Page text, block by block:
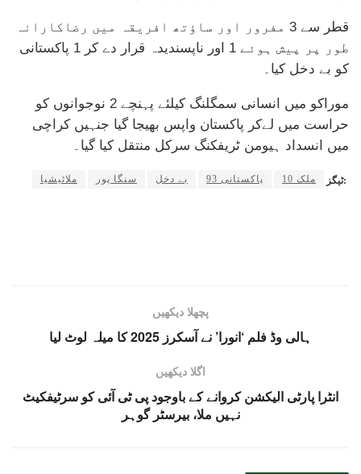
قطر سے 3 مفرور اور ساؤتھ افریقہ میں رضاکارانہ
طور پر پیش ہوئے 1 اور ناپسندیدہ قرار دے کر 1 پاکستانی
کو بے دخل کیا۔
موراکو میں انسانی سمگلنگ کیلئے پہنچے 2 نوجوانوں کو
حراست میں لےکر پاکستان واپس بھیجا گیا جنہیں کراچی
میں انسداد ہیومن ٹریفکنگ سرکل منتقل کیا گیا۔
ٹیگز: 10 ملک 93 پاکستانی بے دخل سنگا پور ملائیشیا
پچھلا دیکھیں
ہالی وڈ فلم ‘انورا’ نے آسکرز 2025 کا میلہ لوٹ لیا
اگلا دیکھیں
انٹرا پارٹی الیکشن کروانے کے باوجود پی ٹی آئی کو سرٹیفکیٹ
نہیں ملا، بیرسٹر گوہر